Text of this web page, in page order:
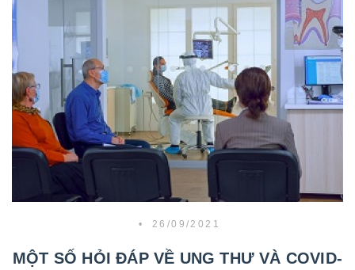
• 26/09/2021
MỘT SỐ HỎI ĐÁP VỀ UNG THƯ VÀ COVID-